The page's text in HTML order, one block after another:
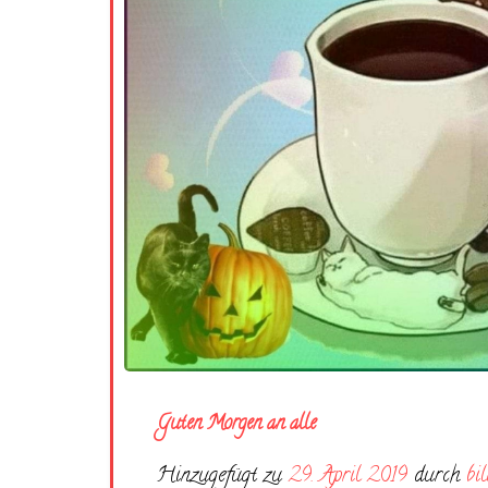
Guten Morgen an alle
Hinzugefügt zu29. April 2019 durch